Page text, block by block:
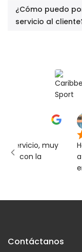
¿Cómo puedo
servicio al
muy
la
He
cerveza.
Contáctanos